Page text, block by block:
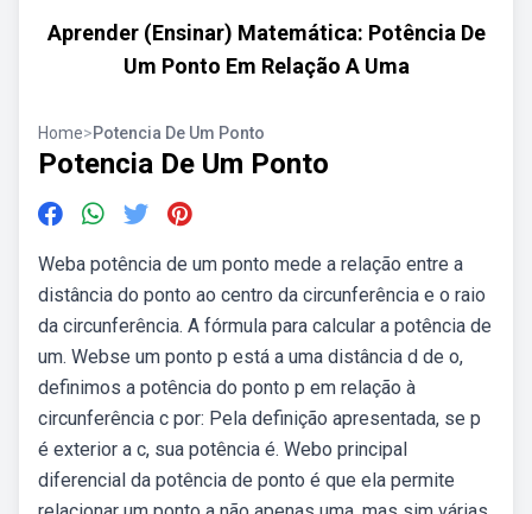
Aprender (Ensinar) Matemática: Potência De
Um Ponto Em Relação A Uma
Home>Potencia De Um Ponto
Potencia De Um Ponto
Weba potência de um ponto mede a relação entre a
distância do ponto ao centro da circunferência e o raio
da circunferência. A fórmula para calcular a potência de
um. Webse um ponto p está a uma distância d de o,
definimos a potência do ponto p em relação à
circunferência c por: Pela definição apresentada, se p
é exterior a c, sua potência é. Webo principal
diferencial da potência de ponto é que ela permite